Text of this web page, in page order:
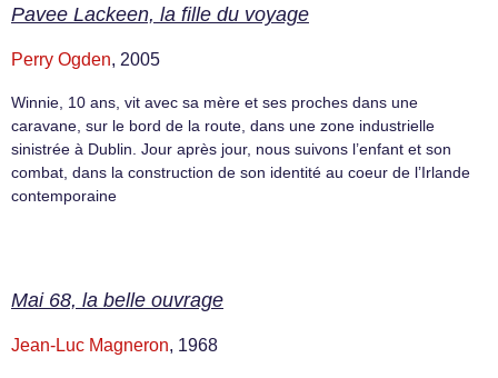
Pavee Lackeen, la fille du voyage
Perry Ogden, 2005
Winnie, 10 ans, vit avec sa mère et ses proches dans une
caravane, sur le bord de la route, dans une zone industrielle
sinistrée à Dublin. Jour après jour, nous suivons l’enfant et son
combat, dans la construction de son identité au coeur de l’Irlande
contemporaine
Mai 68, la belle ouvrage
Jean-Luc Magneron, 1968